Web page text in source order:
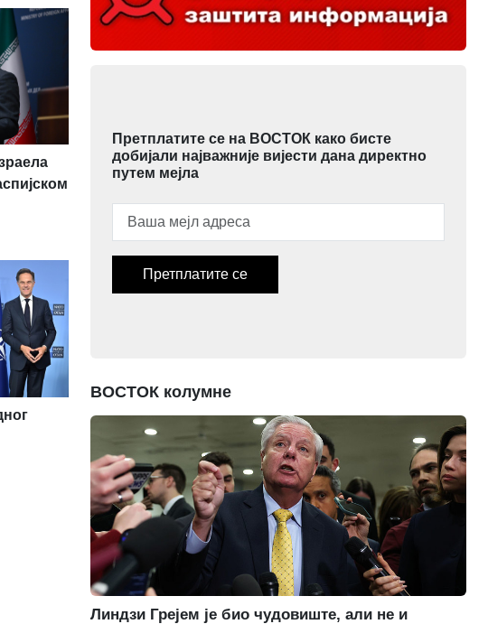
Претплатите се на ВОСТОК како бисте
добијали најважније вијести дана директно
путем мејла
Претплатите се
ВОСТОК колумне
Линдзи Грејем је био чудовиште, али не и